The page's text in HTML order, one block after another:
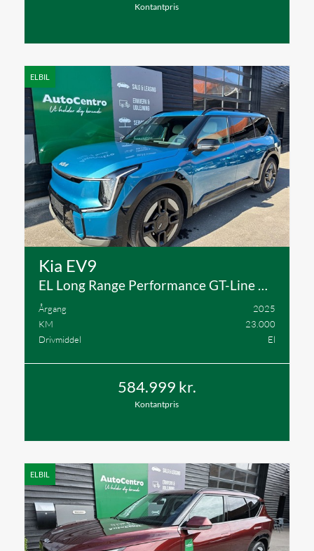
Kontantpris
ELBIL
Kia EV9
EL Long Range Performance GT-Line AWD 384HK 5d Aut.
584.999 kr.
Kontantpris
2025
Årgang
23.000
KM
El
Drivmiddel
ELBIL